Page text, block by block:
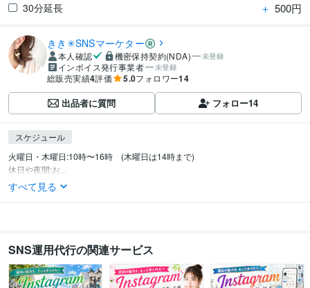
30分延長 ＋ 500円
きき✳︎SNSマーケター
本人確認 機密保持契約(NDA) 未登録
インボイス発行事業者 未登録
総販売実績4評価 5.0フォロワー14
出品者に質問 フォロー14
スケジュール
火曜日・木曜日:10時〜16時　(木曜日は14時まで)
休日や夜間:お...
すべて見る
SNS運用代行の関連サービス